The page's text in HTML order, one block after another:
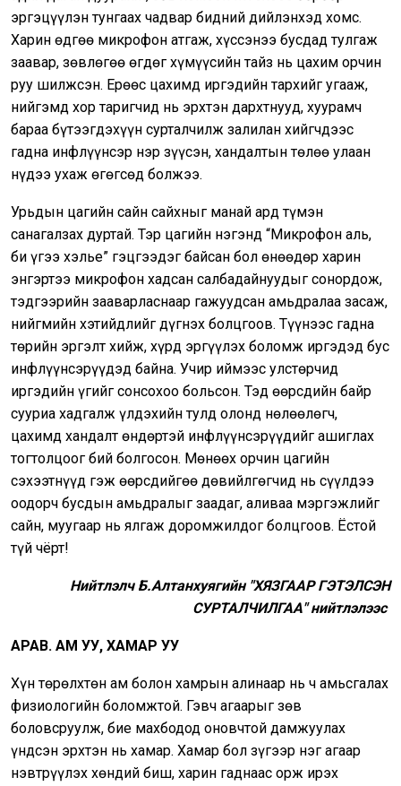
эргэцүүлэн тунгаах чадвар бидний дийлэнхэд хомс.
Харин өдгөө микрофон атгаж, хүссэнээ бусдад тулгаж
заавар, зөвлөгөө өгдөг хүмүүсийн тайз нь цахим орчин
руу шилжсэн. Ерөөс цахимд иргэдийн тархийг угааж,
нийгэмд хор таригчид нь эрхтэн дархтнууд, хуурамч
бараа бүтээгдэхүүн сурталчилж залилан хийгчдээс
гадна инфлүүнсэр нэр зүүсэн, хандалтын төлөө улаан
нүдээ ухаж өгөгсөд болжээ.
Урьдын цагийн сайн сайхныг манай ард түмэн
санагалзах дуртай. Тэр цагийн нэгэнд “Микрофон аль,
би үгээ хэлье” гэцгээдэг байсан бол өнөөдөр харин
энгэртээ микрофон хадсан салбадайнуудыг сонордож,
тэдгээрийн зааварласнаар гажуудсан амьдралаа засаж,
нийгмийн хэтийдлийг дүгнэх болцгоов. Түүнээс гадна
төрийн эргэлт хийж, хүрд эргүүлэх боломж иргэдэд бус
инфлүүнсэрүүдэд байна. Учир иймээс улстөрчид
иргэдийн үгийг сонсохоо больсон. Тэд өөрсдийн байр
сууриа хадгалж үлдэхийн тулд олонд нөлөөлөгч,
цахимд хандалт өндөртэй инфлүүнсэрүүдийг ашиглах
тогтолцоог бий болгосон. Мөнөөх орчин цагийн
сэхээтнүүд гэж өөрсдийгөө дөвийлгөгчид нь сүүлдээ
оодорч бусдын амьдралыг заадаг, аливаа мэргэжлийг
сайн, муугаар нь ялгаж доромжилдог болцгоов. Ёстой
түй чёрт!
Нийтлэлч Б.Алтанхуягийн "ХЯЗГААР ГЭТЭЛСЭН
СУРТАЛЧИЛГАА" нийтлэлээс
АРАВ. АМ УУ, ХАМАР УУ
Хүн төрөлхтөн ам болон хамрын алинаар нь ч амьсгалах
физиологийн боломжтой. Гэвч агаарыг зөв
боловсруулж, бие махбодод оновчтой дамжуулах
үндсэн эрхтэн нь хамар. Хамар бол зүгээр нэг агаар
нэвтрүүлэх хөндий биш, харин гаднаас орж ирэх